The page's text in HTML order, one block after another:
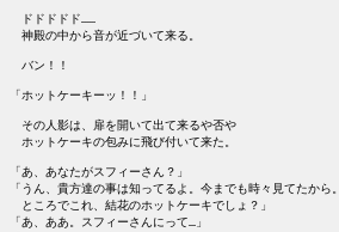
ドドドドド……
神殿の中から音が近づいて来る。
バン！！
「ホットケーキーッ！！」
その人影は、扉を開いて出て来るや否や
ホットケーキの包みに飛び付いて来た。
「あ、あなたがスフィーさん？」
「うん、貴方達の事は知ってるよ。今までも時々見てたから。
ところでこれ、結花のホットケーキでしょ？」
「あ、ああ。スフィーさんにって…」